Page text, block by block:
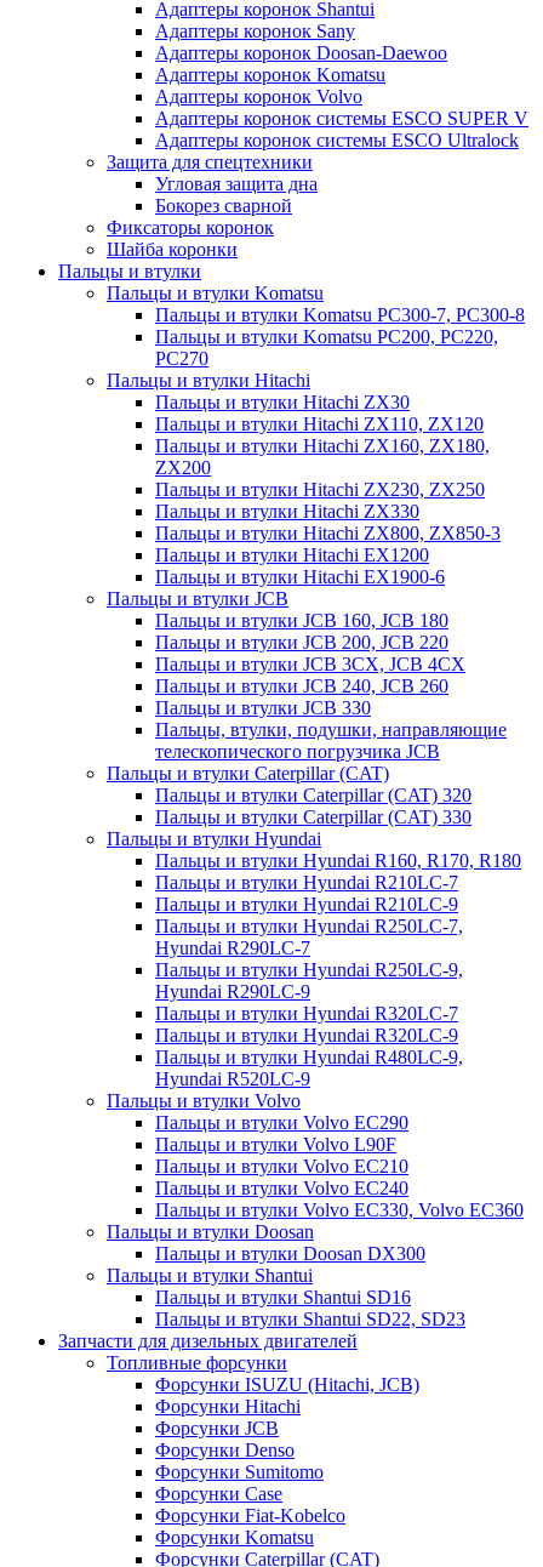
Адаптеры коронок Shantui
Адаптеры коронок Sany
Адаптеры коронок Doosan-Daewoo
Адаптеры коронок Komatsu
Адаптеры коронок Volvo
Адаптеры коронок системы ESCO SUPER V
Адаптеры коронок системы ESCO Ultralock
Защита для спецтехники
Угловая защита дна
Бокорез сварной
Фиксаторы коронок
Шайба коронки
Пальцы и втулки
Пальцы и втулки Komatsu
Пальцы и втулки Komatsu PC300-7, PC300-8
Пальцы и втулки Komatsu PC200, PC220,
PC270
Пальцы и втулки Hitachi
Пальцы и втулки Hitachi ZX30
Пальцы и втулки Hitachi ZX110, ZX120
Пальцы и втулки Hitachi ZX160, ZX180,
ZX200
Пальцы и втулки Hitachi ZX230, ZX250
Пальцы и втулки Hitachi ZX330
Пальцы и втулки Hitachi ZX800, ZX850-3
Пальцы и втулки Hitachi EX1200
Пальцы и втулки Hitachi EX1900-6
Пальцы и втулки JCB
Пальцы и втулки JCB 160, JCB 180
Пальцы и втулки JCB 200, JCB 220
Пальцы и втулки JCB 3CX, JCB 4CX
Пальцы и втулки JCB 240, JCB 260
Пальцы и втулки JCB 330
Пальцы, втулки, подушки, направляющие
телескопического погрузчика JCB
Пальцы и втулки Caterpillar (CAT)
Пальцы и втулки Caterpillar (CAT) 320
Пальцы и втулки Caterpillar (CAT) 330
Пальцы и втулки Hyundai
Пальцы и втулки Hyundai R160, R170, R180
Пальцы и втулки Hyundai R210LC-7
Пальцы и втулки Hyundai R210LC-9
Пальцы и втулки Hyundai R250LC-7,
Hyundai R290LC-7
Пальцы и втулки Hyundai R250LC-9,
Hyundai R290LC-9
Пальцы и втулки Hyundai R320LC-7
Пальцы и втулки Hyundai R320LC-9
Пальцы и втулки Hyundai R480LC-9,
Hyundai R520LC-9
Пальцы и втулки Volvo
Пальцы и втулки Volvo EC290
Пальцы и втулки Volvo L90F
Пальцы и втулки Volvo EC210
Пальцы и втулки Volvo EC240
Пальцы и втулки Volvo EC330, Volvo EC360
Пальцы и втулки Doosan
Пальцы и втулки Doosan DX300
Пальцы и втулки Shantui
Пальцы и втулки Shantui SD16
Пальцы и втулки Shantui SD22, SD23
Запчасти для дизельных двигателей
Топливные форсунки
Форсунки ISUZU (Hitachi, JCB)
Форсунки Hitachi
Форсунки JCB
Форсунки Denso
Форсунки Sumitomo
Форсунки Case
Форсунки Fiat-Kobelco
Форсунки Komatsu
Форсунки Caterpillar (CAT)